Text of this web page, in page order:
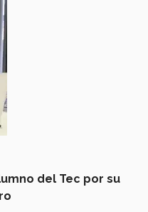
del Tec por su